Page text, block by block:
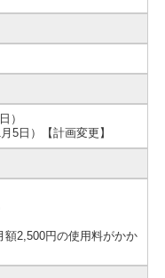
）
5日）【計画変更】
2,500円の使用料がかか